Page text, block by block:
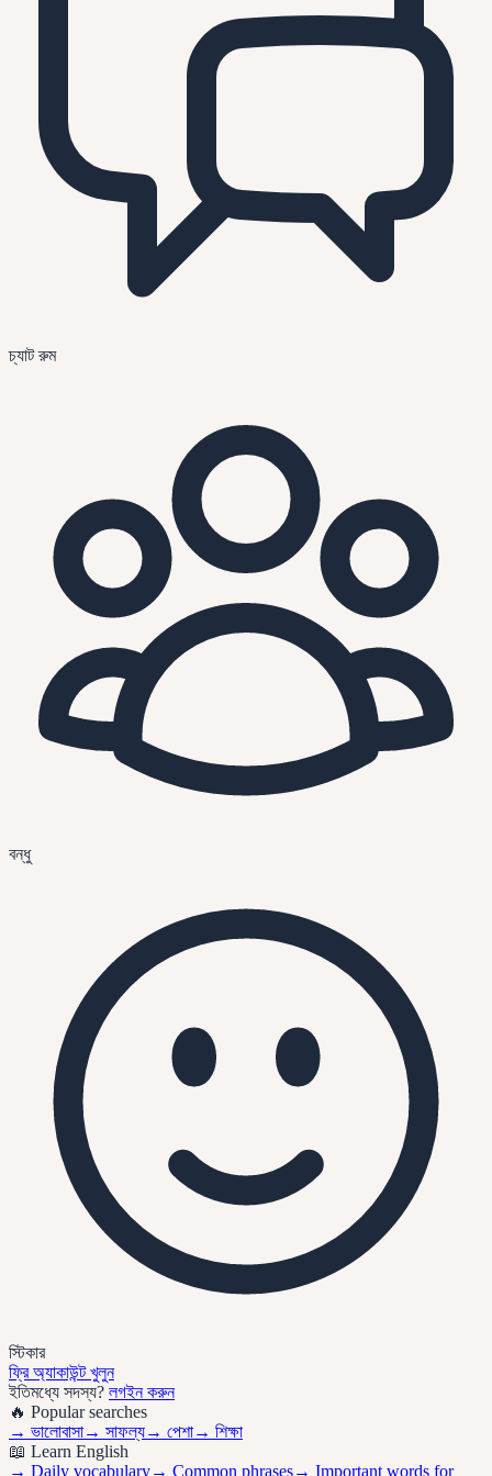
চ্যাট রুম
বন্ধু
স্টিকার
ফ্রি অ্যাকাউন্ট খুলুন
ইতিমধ্যে সদস্য? লগইন করুন
🔥 Popular searches
→ ভালোবাসা→ সাফল্য→ পেশা→ শিক্ষা
📖 Learn English
→ Daily vocabulary→ Common phrases→ Important words for